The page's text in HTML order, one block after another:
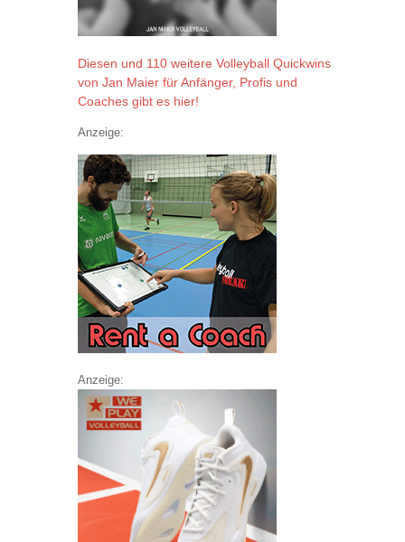
Diesen und 110 weitere Volleyball Quickwins
von Jan Maier für Anfänger, Profis und
Coaches gibt es hier!
Anzeige:
Anzeige: